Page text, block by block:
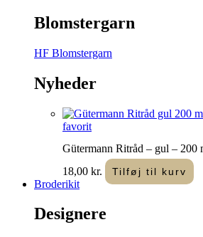
Blomstergarn
HF Blomstergarn
Nyheder
favorit
Gütermann Ritråd – gul – 200
18,00 kr. Tilføj til kurv
Broderikit
Designere